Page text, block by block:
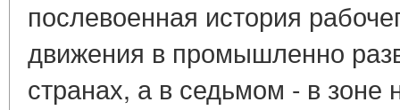
послевоенная история
движения в промышленно
странах, а в седьмом - в зоне